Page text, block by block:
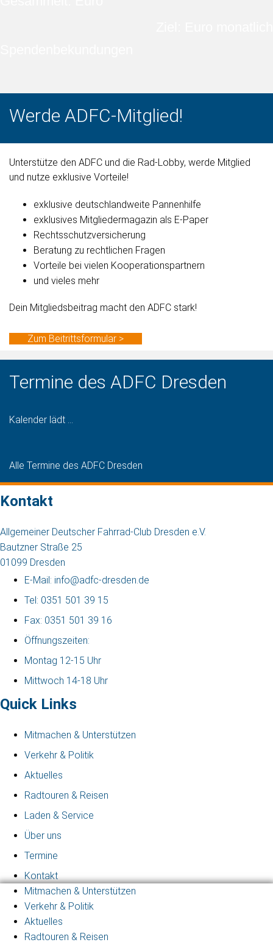
Werde ADFC-Mitglied!
Unterstütze den ADFC und die Rad-Lobby, werde Mitglied
und nutze exklusive Vorteile!
exklusive deutschlandweite Pannenhilfe
exklusives Mitgliedermagazin als E-Paper
Rechtsschutzversicherung
Beratung zu rechtlichen Fragen
Vorteile bei vielen Kooperationspartnern
und vieles mehr
Dein Mitgliedsbeitrag macht den ADFC stark!
Zum Beitrittsformular >
Termine des ADFC Dresden
Kalender lädt ...
Alle Termine des ADFC Dresden
Kontakt
Allgemeiner Deutscher Fahrrad-Club Dresden e.V.
Bautzner Straße 25
01099 Dresden
E-Mail: info@adfc-dresden.de
Tel: 0351 501 39 15
Fax: 0351 501 39 16
Öffnungszeiten:
Montag 12-15 Uhr
Mittwoch 14-18 Uhr
Quick Links
Mitmachen & Unterstützen
Verkehr & Politik
Aktuelles
Radtouren & Reisen
Laden & Service
Über uns
Termine
Kontakt
Mitmachen & Unterstützen
Verkehr & Politik
Aktuelles
Radtouren & Reisen